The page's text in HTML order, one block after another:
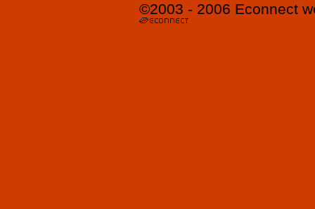
©2003 - 2006 Econnect